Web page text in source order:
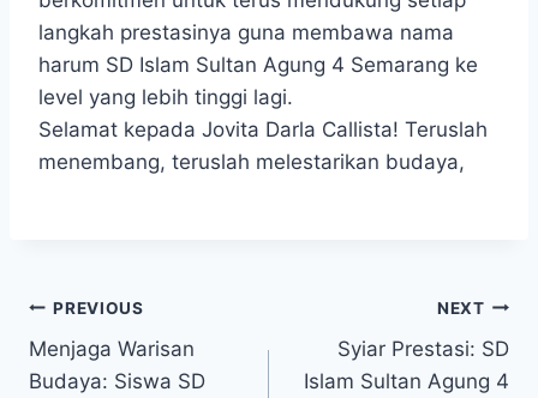
langkah prestasinya guna membawa nama
harum SD Islam Sultan Agung 4 Semarang ke
level yang lebih tinggi lagi.
Selamat kepada Jovita Darla Callista! Teruslah
menembang, teruslah melestarikan budaya,
Navigasi
pos
PREVIOUS
Menjaga Warisan
Budaya: Siswa SD
NEXT
Syiar Prestasi: SD
Islam Sultan Agung 4